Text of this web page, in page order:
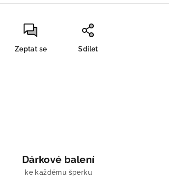
Zeptat se Sdílet
Dárkové balení
ke každému šperku